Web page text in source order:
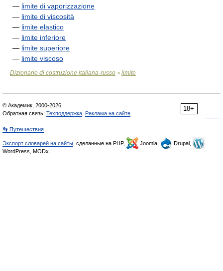
— limite di vaporizzazione
— limite di viscosità
— limite elastico
— limite inferiore
— limite superiore
— limite viscoso
Dizionario di costruzione italiana-russo > limite
18+
© Академик, 2000-2026
Обратная связь: Техподдержка Реклама на сайте
👣 Путешествия
Экспорт словарей на сайты , сделанные на PHP, Joomla,
Drupal,
WordPress, MODx.